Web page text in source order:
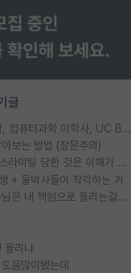
글
Korea University 수학, 컴퓨터과학 이학사, UC Berkeley 산업공학 대학원 공학박사가 되는 것은 쉽지 않겠죠?
보는 방법 (장문주의)
대학원생들 교수에게 가스라이팅 당한 것은 이해가 갑니다. 안타깝네요.
+ 물박사들이 착각하는 거
왜 후배가 못하는걸 교수님은 내 책임으로 돌리는걸까요?
올리냐
움많이됐는데